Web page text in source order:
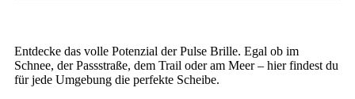
Entdecke das volle Potenzial der Pulse Brille. Egal ob im
Schnee, der Passstraße, dem Trail oder am Meer – hier findest du
für jede Umgebung die perfekte Scheibe.